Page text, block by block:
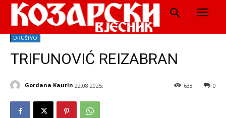
DRUŠTVO
TRIFUNOVIĆ REIZABRAN
Gordana Kaurin 22.08.2025. 0
638